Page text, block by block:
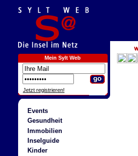
Mein Sylt Web
Jetzt registrieren!
Events
Gesundheit
Immobilien
Inselguide
Kinder